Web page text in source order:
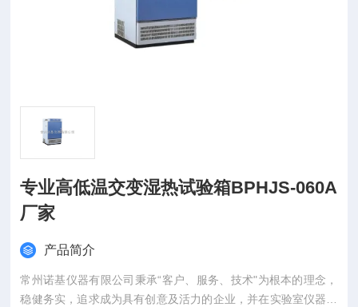
专业高低温交变湿热试验箱BPHJS-060A
厂家
产品简介
常州诺基仪器有限公司秉承“客户、服务、技术"为根本的理念，
稳健务实，追求成为具有创意及活力的企业，并在实验室仪器领